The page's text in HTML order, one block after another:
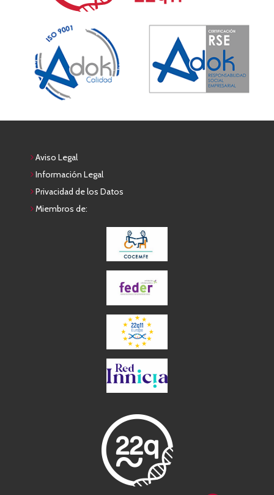
Aviso Legal
Información Legal
Privacidad de los Datos
Miembros de: